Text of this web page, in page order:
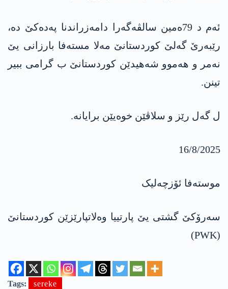
ئەم د 79ەمین سالڤەگەرا دامەزراندنا پەدەکێ دە،
رێبەرێ گەلێ کوردستانێ مەلا مستەفا بارزانی یێ
نەمر و ھەموو شەھیدێن کوردستانێ ب گرامی ببیر
تینن.
ل گەل رێز و سلاڤێن خوەیێن برایانە.
16/8/2025
موستەفا ئۆزچەلیک
سەرۆکێ گشتی یێ پارتییا وەلاتپارێزێن کوردستانێ
(PWK)
Tags: sereke